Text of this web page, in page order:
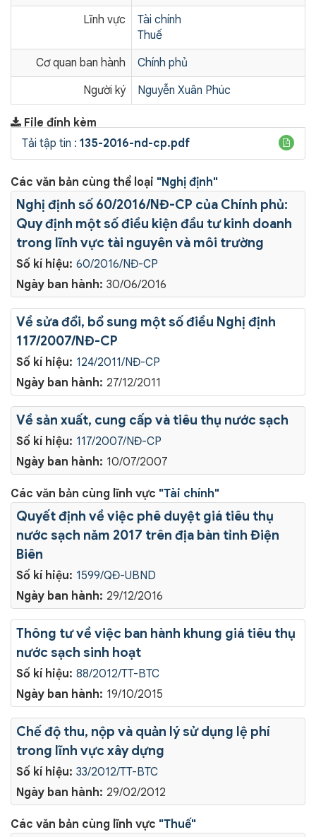
Lĩnh vực
Tài chính
Thuế
Cơ quan ban hành
Chính phủ
Người ký
Nguyễn Xuân Phúc
File đính kèm
Tải tập tin : 135-2016-nd-cp.pdf
Các văn bản cùng thể loại "Nghị định"
Số kí hiệu: 60/2016/NĐ-CP
Ngày ban hành: 30/06/2016
Nghị định số 60/2016/NĐ-CP của Chính phủ:
Quy định một số điều kiện đầu tư kinh doanh
trong lĩnh vực tài nguyên và môi trường
Số kí hiệu: 124/2011/NĐ-CP
Ngày ban hành: 27/12/2011
Về sửa đổi, bổ sung một số điều Nghị định
117/2007/NĐ-CP
Số kí hiệu: 117/2007/NĐ-CP
Ngày ban hành: 10/07/2007
Về sản xuất, cung cấp và tiêu thụ nước sạch
Các văn bản cùng lĩnh vực "Tài chính"
Số kí hiệu: 1599/QĐ-UBND
Ngày ban hành: 29/12/2016
Quyết định về việc phê duyệt giá tiêu thụ
nước sạch năm 2017 trên địa bàn tỉnh Điện
Biên
Số kí hiệu: 88/2012/TT-BTC
Ngày ban hành: 19/10/2015
Thông tư về việc ban hành khung giá tiêu thụ
nước sạch sinh hoạt
Số kí hiệu: 33/2012/TT-BTC
Ngày ban hành: 29/02/2012
Chế độ thu, nộp và quản lý sử dụng lệ phí
trong lĩnh vực xây dựng
Các văn bản cùng lĩnh vực "Thuế"